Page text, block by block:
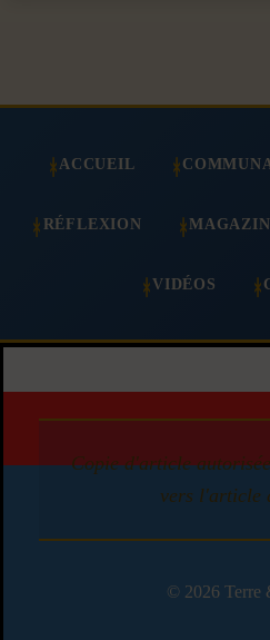
ACCUEIL
RÉFLEXION
VIDÉOS
Copie d'article
vers l'article
© 2026 Terre